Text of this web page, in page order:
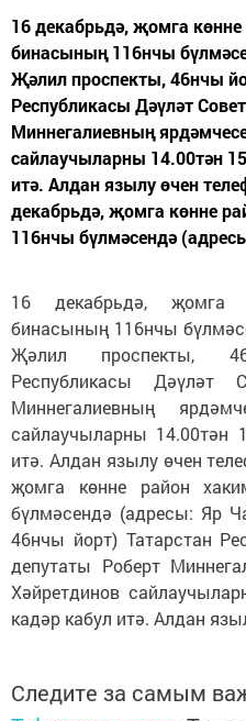
16 декабрьдә, җомга
бинасының 116нчы
Җәлил проспекты, 46нчы
Республикасы Дәүләт
Миннегалиевның
сайлаучыларны 14.00тән
итә. Алдан язылу өчен
декабрьдә, җомга көнне
116нчы бүлмәсендә
16 декабрьдә, җомга
бинасының 116нчы
Җәлил проспекты,
Республикасы Дәүләт
Миннегалиевның
сайлаучыларны 14.00тән
итә. Алдан язылу өчен
җомга көнне район
бүлмәсендә (адресы: Яр
46нчы йорт) Татарстан
депутаты Роберт
Хәйретдинов
кадәр кабул итә. Алдан
Следите за самым